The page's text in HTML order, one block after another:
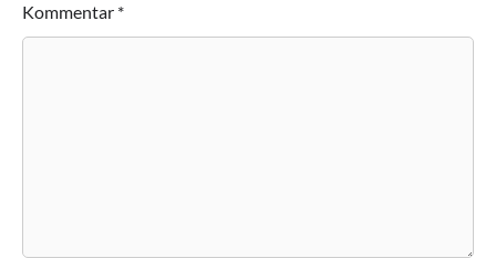
Kommentar *